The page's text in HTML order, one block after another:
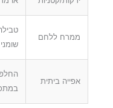
ממרח ללחם
שומני
אפייה ביתית